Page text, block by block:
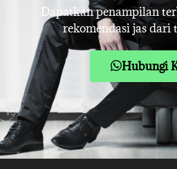
Dapatkan penampilan
rekomendasi jas
Hubungi